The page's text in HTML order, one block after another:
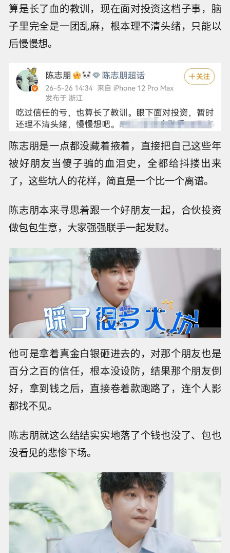
算是长了血的教训，现在面对投资这档子事，脑
子里完全是一团乱麻，根本理不清头绪，只能以
后慢慢想。
陈志朋是一点都没藏着掖着，直接把自己这些年
被好朋友当傻子骗的血泪史，全都给抖搂出来
了，这些坑人的花样，简直是一个比一个离谱。
陈志朋本来寻思着跟一个好朋友一起，合伙投资
做包包生意，大家强强联手一起发财。
他可是拿着真金白银砸进去的，对那个朋友也是
百分之百的信任，根本没设防，结果那个朋友倒
好，拿到钱之后，直接卷着款跑路了，连个人影
都找不见。
陈志朋就这么结结实实地落了个钱也没了、包也
没看见的悲惨下场。